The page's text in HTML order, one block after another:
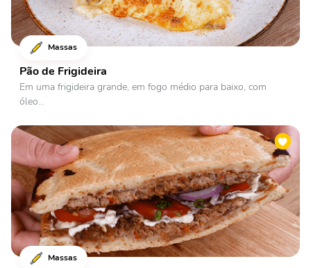
Massas
Pão de Frigideira
Em uma frigideira grande, em fogo médio para baixo, com
óleo...
Massas